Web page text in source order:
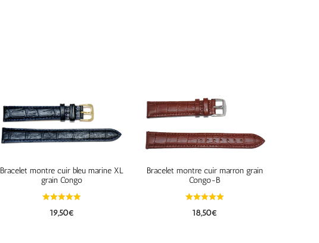
Bracelet montre cuir bleu marine XL
grain Congo
19,50€
Bracelet montre cuir marron grain
Congo-B
18,50€